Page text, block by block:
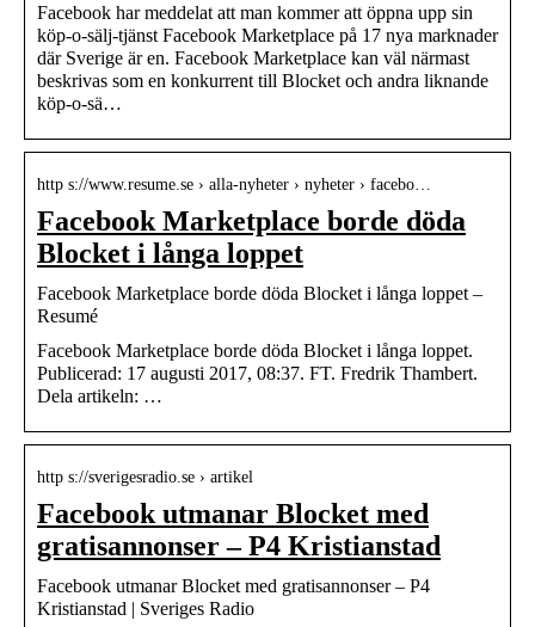
Facebook har meddelat att man kommer att öppna upp sin
köp-o-sälj-tjänst Facebook Marketplace på 17 nya marknader
där Sverige är en. Facebook Marketplace kan väl närmast
beskrivas som en konkurrent till Blocket och andra liknande
köp-o-sä…
http s://www.resume.se › alla-nyheter › nyheter › facebo…
Facebook Marketplace borde döda
Blocket i långa loppet
Facebook Marketplace borde döda Blocket i långa loppet –
Resumé
Facebook Marketplace borde döda Blocket i långa loppet.
Publicerad: 17 augusti 2017, 08:37. FT. Fredrik Thambert.
Dela artikeln: …
http s://sverigesradio.se › artikel
Facebook utmanar Blocket med
gratisannonser – P4 Kristianstad
Facebook utmanar Blocket med gratisannonser – P4
Kristianstad | Sveriges Radio